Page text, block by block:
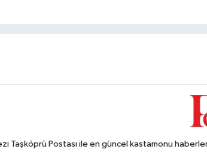
Taşköprü Postası ile en güncel kastamonu